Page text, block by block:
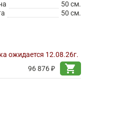
50 см.
50 см.
ожидается 12.08.26г.
96 876 ₽
shopping_cart